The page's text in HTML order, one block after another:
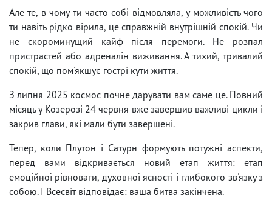
Але те, в чому ти часто собі відмовляла, у можливість чого
ти навіть рідко вірила, це справжній внутрішній спокій. Чи
не скороминущий кайф після перемоги. Не розпал
пристрастей або адреналін виживання. А тихий, тривалий
спокій, що пом'якшує гострі кути життя.
З липня 2025 космос почне дарувати вам саме це. Повний
місяць у Козерозі 24 червня вже завершив важливі цикли і
закрив глави, які мали бути завершені.
Тепер, коли Плутон і Сатурн формують потужні аспекти,
перед вами відкривається новий етап життя: етап
емоційної рівноваги, духовної ясності і глибокого зв'язку з
собою. І Всесвіт відповідає: ваша битва закінчена.